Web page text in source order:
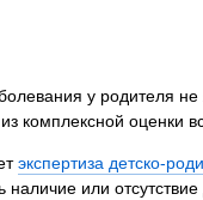
техническая
на экспертное
у родителя
комплексной оценки
экспертиза детско-
или